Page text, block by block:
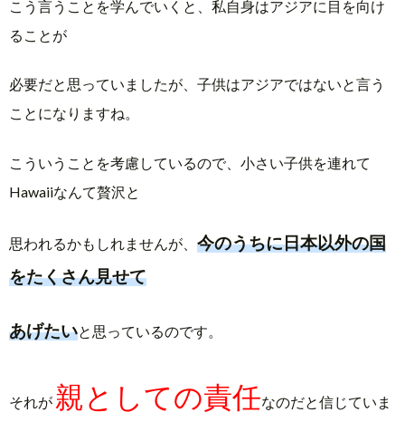
こう言うことを学んでいくと、私自身はアジアに目を向け
ることが
必要だと思っていましたが、子供はアジアではないと言う
ことにな りますね。
こういうことを考慮しているので、小さい子供を連れて
Hawaiiなんて贅沢と
思われるかもしれませんが、 今のうちに日本以外の国
をたくさん見せて
あげたいと思っているのです。
それが 親としての責任なのだと信じていま